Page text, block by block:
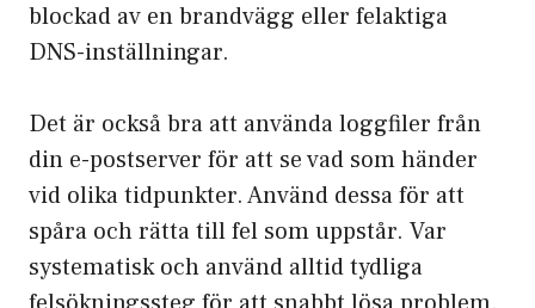
blockad av en brandvägg eller felaktiga
DNS-inställningar.
Det är också bra att använda loggfiler från
din e-postserver för att se vad som händer
vid olika tidpunkter. Använd dessa för att
spåra och rätta till fel som uppstår. Var
systematisk och använd alltid tydliga